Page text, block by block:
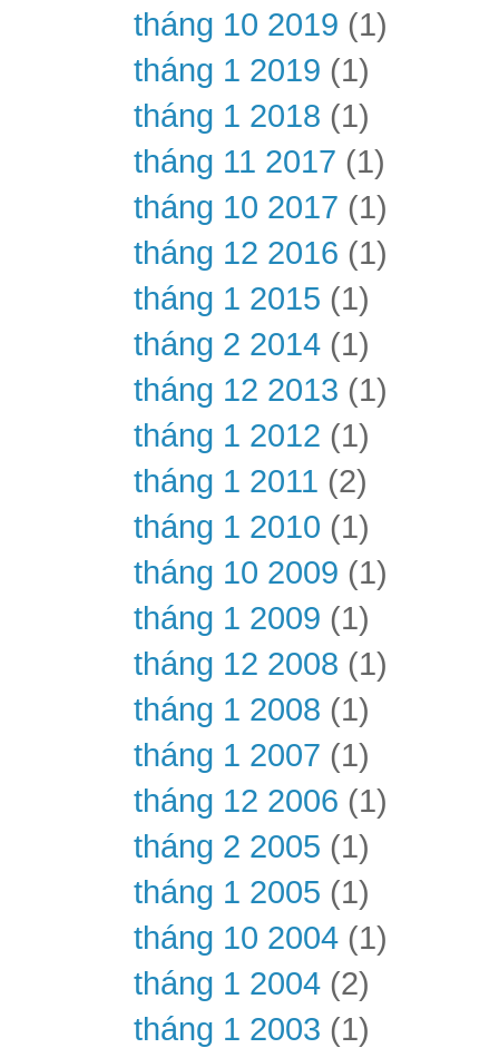
tháng 10 2019 (1)
tháng 1 2019 (1)
tháng 1 2018 (1)
tháng 11 2017 (1)
tháng 10 2017 (1)
tháng 12 2016 (1)
tháng 1 2015 (1)
tháng 2 2014 (1)
tháng 12 2013 (1)
tháng 1 2012 (1)
tháng 1 2011 (2)
tháng 1 2010 (1)
tháng 10 2009 (1)
tháng 1 2009 (1)
tháng 12 2008 (1)
tháng 1 2008 (1)
tháng 1 2007 (1)
tháng 12 2006 (1)
tháng 2 2005 (1)
tháng 1 2005 (1)
tháng 10 2004 (1)
tháng 1 2004 (2)
tháng 1 2003 (1)